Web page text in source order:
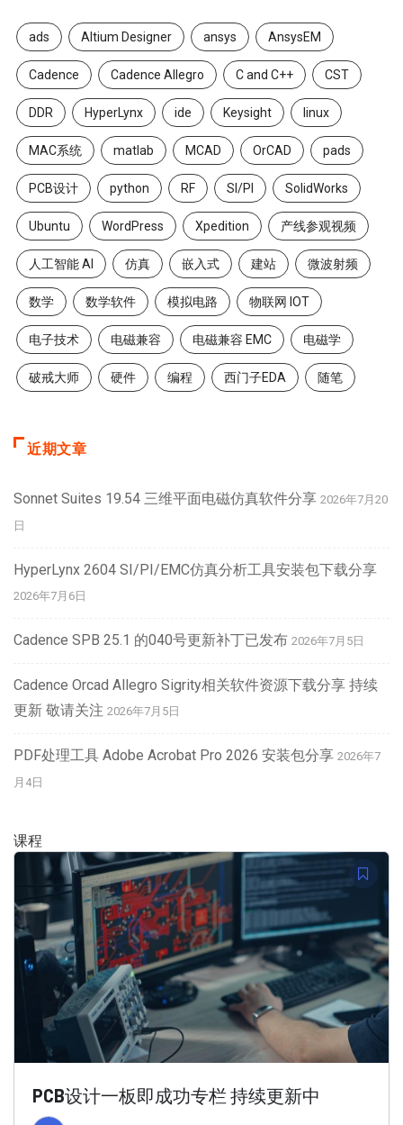
ads Altium Designer ansys AnsysEM
Cadence Cadence Allegro C and C++ CST
DDR HyperLynx ide Keysight linux
MAC系统 matlab MCAD OrCAD pads
PCB设计 python RF SI/PI SolidWorks
Ubuntu WordPress Xpedition 产线参观视频
人工智能 AI 仿真 嵌入式 建站 微波射频
数学 数学软件 模拟电路 物联网 IOT
电子技术 电磁兼容 电磁兼容 EMC 电磁学
破戒大师 硬件 编程 西门子EDA 随笔
近期文章
Sonnet Suites 19.54 三维平面电磁仿真软件分享 2026年7月20
日
HyperLynx 2604 SI/PI/EMC仿真分析工具安装包下载分享
2026年7月6日
Cadence SPB 25.1 的040号更新补丁已发布 2026年7月5日
Cadence Orcad Allegro Sigrity相关软件资源下载分享 持续
更新 敬请关注 2026年7月5日
PDF处理工具 Adobe Acrobat Pro 2026 安装包分享 2026年7
月4日
课程
PCB设计一板即成功专栏 持续更新中